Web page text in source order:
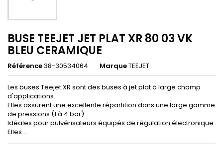
BUSE TEEJET JET PLAT XR 80 03 VK
BLEU CERAMIQUE
Référence38-30534064 MarqueTEEJET
Les buses Teejet XR sont des buses à jet plat à large champ
d'applications.
Elles assurent une excellente répartition dans une large gamme
de pressions (1 à 4 bar).
Idéales pour pulvérisateurs équipés de régulation électronique.
Elles ...